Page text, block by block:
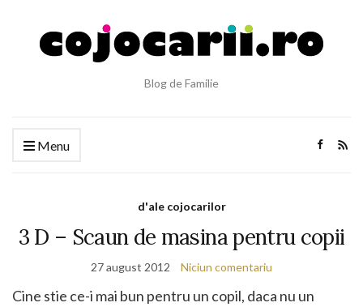
Blog de Familie
Menu
d'ale cojocarilor
3 D – Scaun de masina pentru copii
27 august 2012 Niciun comentariu
Cine stie ce-i mai bun pentru un copil, daca nu un